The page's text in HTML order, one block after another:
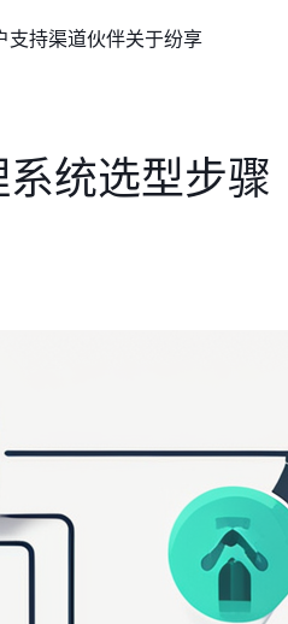
支持渠道伙伴关于纷享
统选型步骤